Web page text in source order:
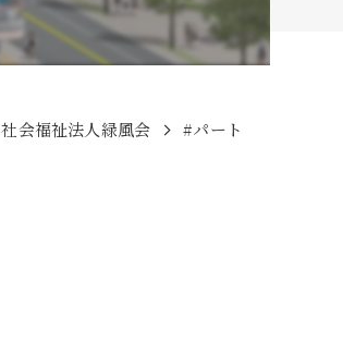
社会福祉法人緑風会 #パート